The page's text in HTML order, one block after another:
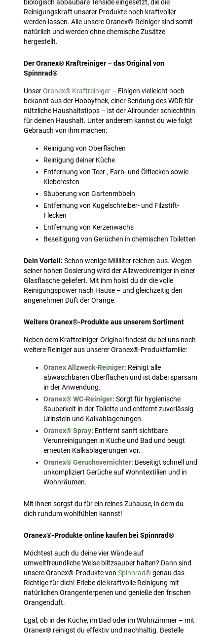
biologisch abbaubare Tenside eingesetzt, die die
Reinigungskraft unserer Produkte noch kraftvoller
werden lassen. Alle unsere Oranex®-Reiniger sind somit
natürlich und werden ohne chemische Zusätze
hergestellt.
Der Oranex® Kraftreiniger – das Original von
Spinnrad®
UnserOranex® Kraftreiniger – Einigen vielleicht noch
bekannt aus der Hobbythek, einer Sendung des WDR für
nützliche Haushaltstipps – ist der Allrounder schlechthin
für deinen Haushalt. Unter anderem kannst du wie folgt
Gebrauch von ihm machen:
Reinigung von Oberflächen
Reinigung deiner Küche
Entfernung von Teer-, Farb- und Ölflecken sowie
Kleberesten
Säuberung von Gartenmöbeln
Entfernung von Kugelschreiber- und Filzstift-
Flecken
Entfernung von Kerzenwachs
Beseitigung von Gerüchen in chemischen Toiletten
Dein Vorteil: Schon wenige Milliliter reichen aus. Wegen
seiner hohen Dosierung wird der Allzweckreiniger in einer
Glasflasche geliefert. Mit ihm holst du dir die volle
Reinigungspower nach Hause – und gleichzeitig den
angenehmen Duft der Orange.
Weitere Oranex®-Produkte aus unserem Sortiment
Neben dem Kraftreiniger-Original findest du bei uns noch
weitere Reiniger aus unserer Oranex®-Produktfamilie:
Oranex Allzweck-Reiniger: Reinigt alle
abwaschbaren Oberflächen und ist dabei sparsam
in der Anwendung.
Oranex® WC-Reiniger: Sorgt für hygienische
Sauberkeit in der Toilette und entfernt zuverlässig
Urinstein und Kalkablagerungen.
Oranex® Spray: Entfernt sanft sichtbare
Verunreinigungen in Küche und Bad und beugt
erneuten Kalkablagerungen vor.
Oranex® Geruchsvernichter: Beseitigt schnell und
unkompliziert Gerüche auf Wohntextilien und in
Wohnräumen.
Mit ihnen sorgst du für ein reines Zuhause, in dem du
dich rundum wohlfühlen kannst!
Oranex®-Produkte online kaufen bei Spinnrad®
Möchtest auch du deine vier Wände auf
umweltfreundliche Weise blitzsauber halten? Dann sind
unsere Oranex®-Produkte von Spinnrad®genau das
Richtige für dich! Erlebe die kraftvolle Reinigung mit
natürlichen Orangenterpenen und genieße den frischen
Orangenduft.
Egal, ob in der Küche, im Bad oder im Wohnzimmer – mit
Oranex® reinigst du effektiv und nachhaltig. Bestelle